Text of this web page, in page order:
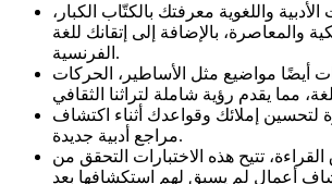
واللغوية معرفتك بالكتّاب الكبار،
والمعاصرة، بالإضافة إلى إتقانك للغة
الفرنسية.
أيضًا مواضيع مثل الأساطير، الحركات
لتحسين إملائك وقواعدك أثناء اكتشاف
مراجع أدبية جديدة.
تتيح هذه الاختبارات التحقق من